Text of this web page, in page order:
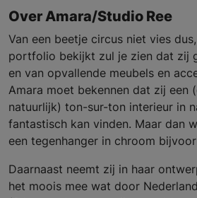
Over Amara/Studio Ree
Van een beetje circus niet vies
portfolio bekijkt zul je zien dat zij
en van opvallende meubels en
Amara moet bekennen dat zij een
natuurlijk) ton-sur-ton interieur in
fantastisch kan vinden. Maar dan
een tegenhanger in chroom
Daarnaast neemt zij in haar
het moois mee wat door